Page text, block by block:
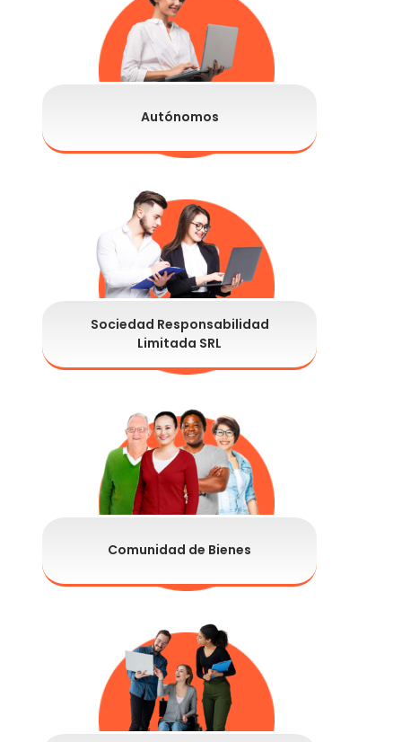
Autónomos
Sociedad Responsabilidad
Limitada SRL
Comunidad de Bienes